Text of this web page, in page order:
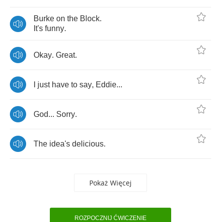
Burke on the Block.
It's funny.
Okay. Great.
just have to say, Eddie...
God... Sorry.
The idea's delicious.
Pokaż Więcej
ROZPOCZNIJ ĆWICZENIE